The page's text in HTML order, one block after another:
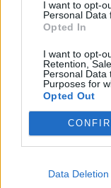
I want to opt-
Personal Data
Opted In
I want to opt-
Retention,
Personal Data
Purposes for
Opted Out
Data Deletion
La serie
Knicks que
posibilidad de
1973.